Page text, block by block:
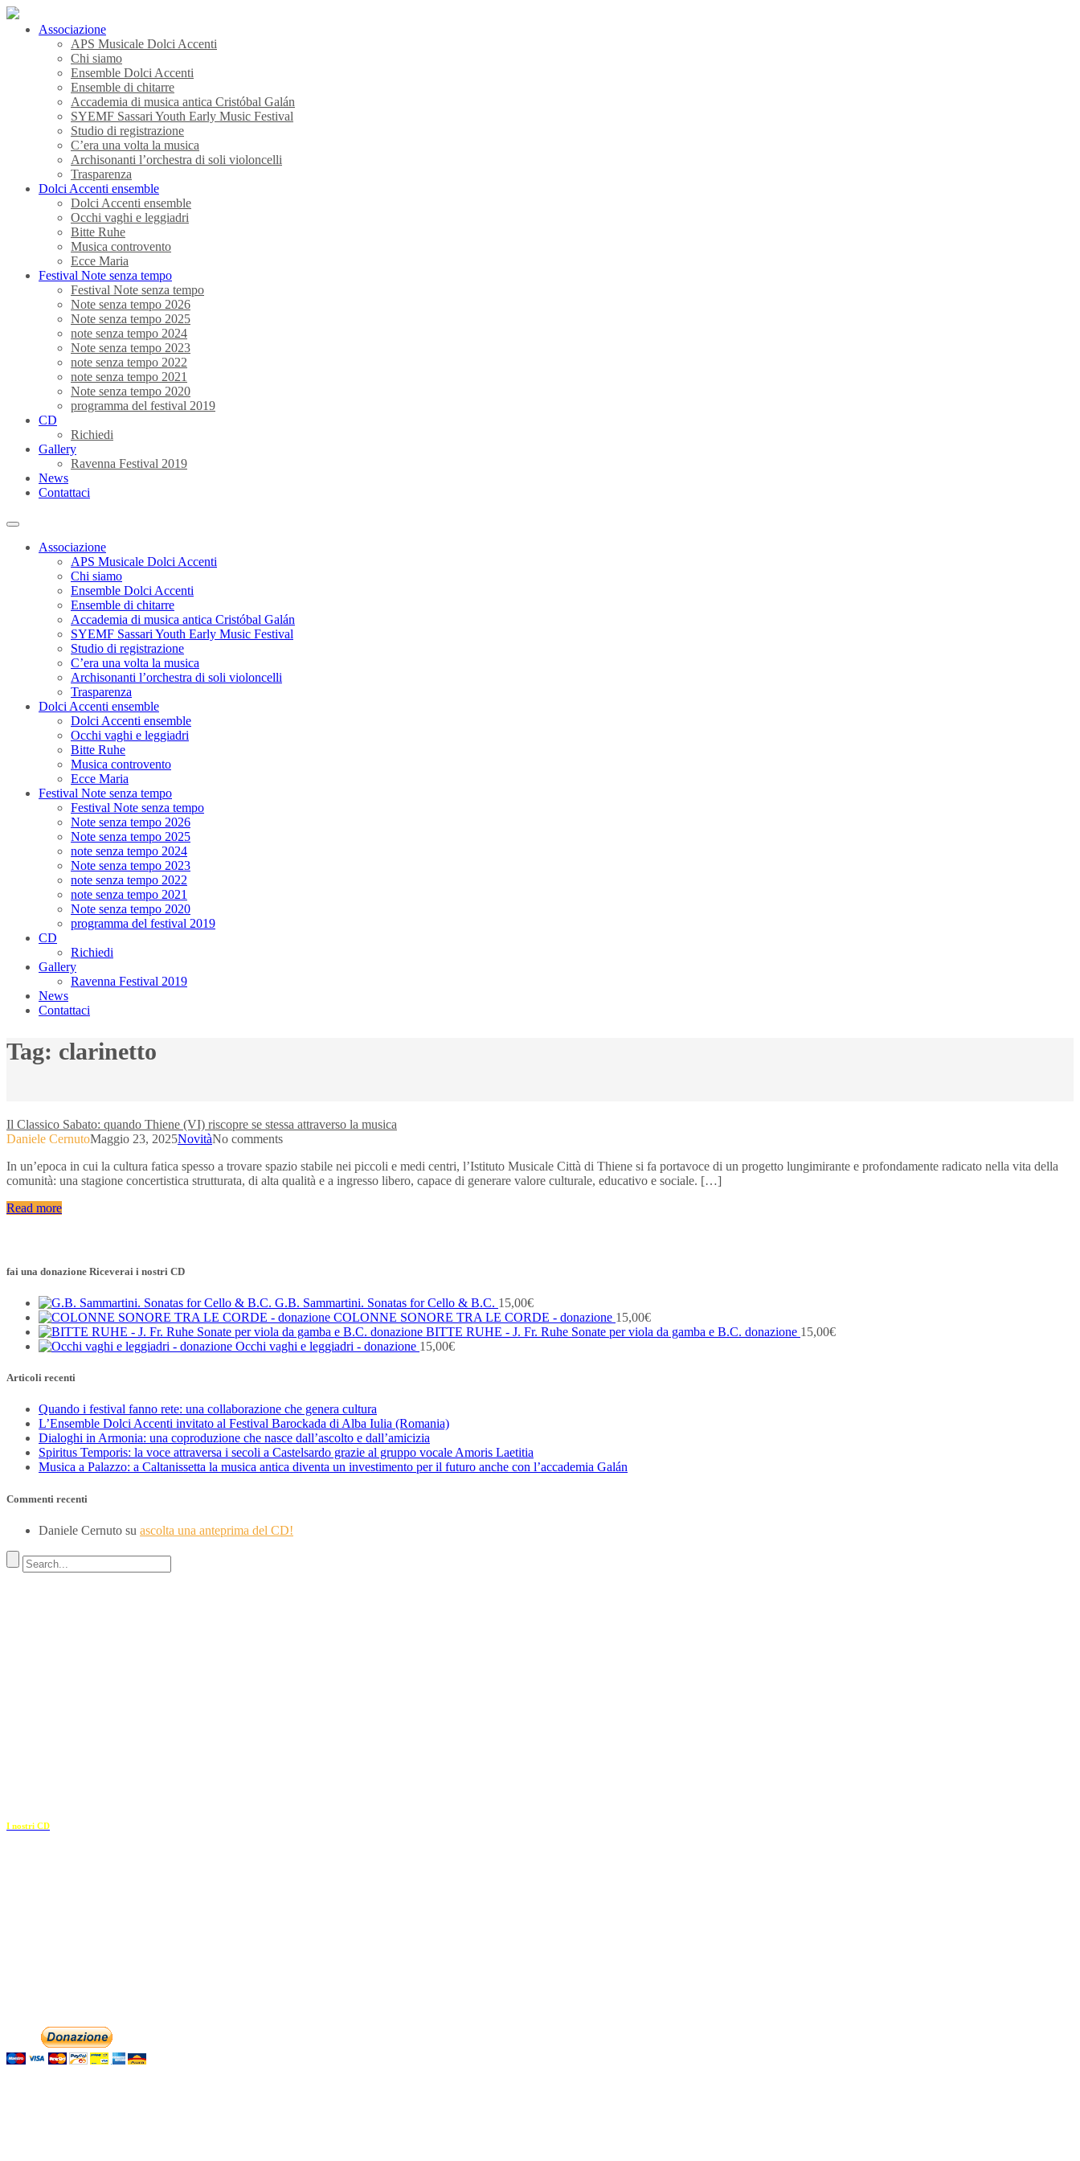
Associazione
APS Musicale Dolci Accenti
Chi siamo
Ensemble Dolci Accenti
Ensemble di chitarre
Accademia di musica antica Cristóbal Galán
SYEMF Sassari Youth Early Music Festival
Studio di registrazione
C’era una volta la musica
Archisonanti l’orchestra di soli violoncelli
Trasparenza
Dolci Accenti ensemble
Dolci Accenti ensemble
Occhi vaghi e leggiadri
Bitte Ruhe
Musica controvento
Ecce Maria
Festival Note senza tempo
Festival Note senza tempo
Note senza tempo 2026
Note senza tempo 2025
note senza tempo 2024
Note senza tempo 2023
note senza tempo 2022
note senza tempo 2021
Note senza tempo 2020
programma del festival 2019
CD
Richiedi
Gallery
Ravenna Festival 2019
News
Contattaci
Associazione
APS Musicale Dolci Accenti
Chi siamo
Ensemble Dolci Accenti
Ensemble di chitarre
Accademia di musica antica Cristóbal Galán
SYEMF Sassari Youth Early Music Festival
Studio di registrazione
C’era una volta la musica
Archisonanti l’orchestra di soli violoncelli
Trasparenza
Dolci Accenti ensemble
Dolci Accenti ensemble
Occhi vaghi e leggiadri
Bitte Ruhe
Musica controvento
Ecce Maria
Festival Note senza tempo
Festival Note senza tempo
Note senza tempo 2026
Note senza tempo 2025
note senza tempo 2024
Note senza tempo 2023
note senza tempo 2022
note senza tempo 2021
Note senza tempo 2020
programma del festival 2019
CD
Richiedi
Gallery
Ravenna Festival 2019
News
Contattaci
Tag: clarinetto
Il Classico Sabato: quando Thiene (VI) riscopre se stessa attraverso la musica
Daniele CernutoMaggio 23, 2025NovitàNo comments
In un’epoca in cui la cultura fatica spesso a trovare spazio stabile nei piccoli e medi centri, l’Istituto Musicale Città di Thiene si fa portavoce di un progetto lungimirante e profondamente radicato nella vita della
comunità: una stagione concertistica strutturata, di alta qualità e a ingresso libero, capace di generare valore culturale, educativo e sociale. […]
Read more
fai una donazione Riceverai i nostri CD
G.B. Sammartini. Sonatas for Cello & B.C. 15,00€
COLONNE SONORE TRA LE CORDE - donazione 15,00€
BITTE RUHE - J. Fr. Ruhe Sonate per viola da gamba e B.C. donazione 15,00€
Occhi vaghi e leggiadri - donazione 15,00€
Articoli recenti
Quando i festival fanno rete: una collaborazione che genera cultura
L’Ensemble Dolci Accenti invitato al Festival Barockada di Alba Iulia (Romania)
Dialoghi in Armonia: una coproduzione che nasce dall’ascolto e dall’amicizia
Spiritus Temporis: la voce attraversa i secoli a Castelsardo grazie al gruppo vocale Amoris Laetitia
Musica a Palazzo: a Caltanissetta la musica antica diventa un investimento per il futuro anche con l’accademia Galán
Commenti recenti
Daniele Cernuto su ascolta una anteprima del CD!
I nostri CD